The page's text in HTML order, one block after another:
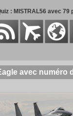
: MISTRAL56 avec 79
avec numéro